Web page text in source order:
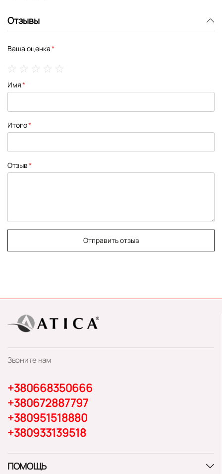
Отзывы
Ваша оценка
star
stars
stars
stars
stars
Имя
Итого
Отзыв
Отправить отзыв
Звоните нам
+380668350666
+380672887797
+380951518880
+380933139518
ПОМОЩЬ